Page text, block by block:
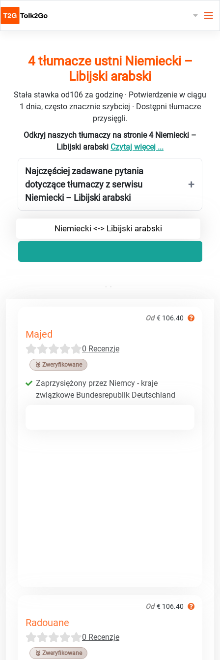
4 tłumacze ustni Niemiecki –
Libijski arabski
Stała stawka od106 za godzinę · Potwierdzenie w ciągu
1 dnia, często znacznie szybciej · Dostępni tłumacze
przysięgli.
Odkryj naszych tłumaczy na stronie 4 Niemiecki –
Libijski arabski Czytaj więcej ...
Najczęściej zadawane pytania
dotyczące tłumaczy z serwisu
Niemiecki – Libijski arabski
Niemiecki <-> Libijski arabski
Od € 106.40
Majed
0 Recenzje
🥉 Zweryfikowane
Zaprzysiężony przez Niemcy - kraje
związkowe Bundesrepublik Deutschland
Od € 106.40
Radouane
0 Recenzje
🥉 Zweryfikowane